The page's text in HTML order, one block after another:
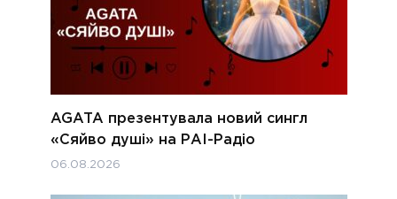
AGATA презентувала новий сингл
«Сяйво душі» на РАІ-Радіо
06.08.2026